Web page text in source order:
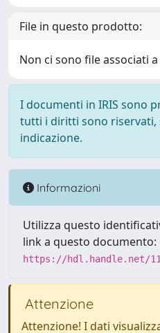
File in questo prodotto:
Non ci sono file associati
I documenti in IRIS sono
tutti i diritti sono riservati,
indicazione.
Informazioni
Utilizza questo
link a questo documento:
https://hdl.handle.net/
Attenzione
Attenzione! I dati